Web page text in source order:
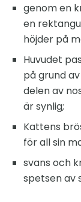
genom en
en
höjder på
Huvudet
på grund
delen av
är synlig;
Kattens
för all sin
svans och
spetsen av